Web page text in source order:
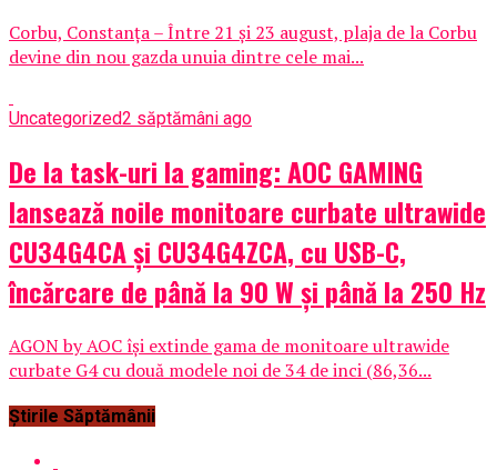
Corbu, Constanța – Între 21 și 23 august, plaja de la Corbu
devine din nou gazda unuia dintre cele mai...
Uncategorized2 săptămâni ago
De la task-uri la gaming: AOC GAMING
lansează noile monitoare curbate ultrawide
CU34G4CA și CU34G4ZCA, cu USB-C,
încărcare de până la 90 W și până la 250 Hz
AGON by AOC își extinde gama de monitoare ultrawide
curbate G4 cu două modele noi de 34 de inci (86,36...
Știrile Săptămânii